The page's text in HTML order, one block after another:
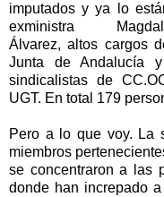
imputados y ya lo
exministra
Álvarez, altos cargos
Junta de Andalucía
sindicalistas de
UGT. En total 179
Pero a lo que voy. La
miembros
se concentraron a las
donde han increpado